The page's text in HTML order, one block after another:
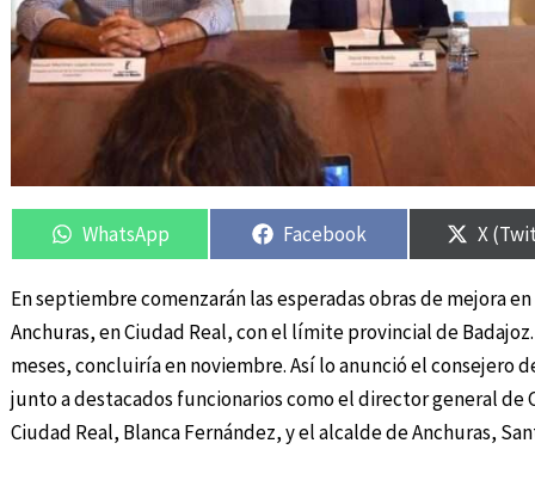
Compartir
en
WhatsApp
Compartir
en
Facebook
en
X
En septiembre comenzarán las esperadas obras de mejora
Anchuras, en Ciudad Real, con el límite provincial de
meses, concluiría en noviembre. Así lo anunció el consejero
junto a destacados funcionarios como el director general de
Ciudad Real, Blanca Fernández, y el alcalde de Anchuras,
Compartir
en
Compartir
en en